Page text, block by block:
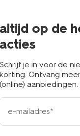
altijd op de
acties
Schrijf je in voor de
korting. Ontvang
(online)
e-
mailadres